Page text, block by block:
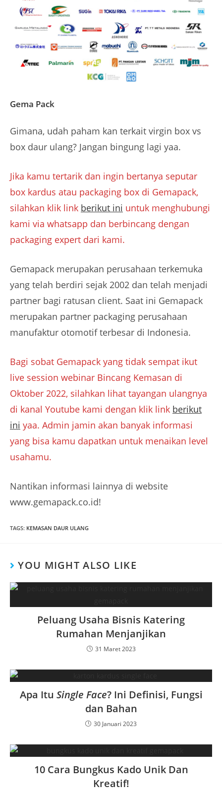
Gema Pack
Gimana, udah paham kan terkait virgin box vs
box daur ulang? Jangan bingung lagi yaa.
Jika kamu tertarik dan ingin bertanya seputar
box kardus atau packaging box di Gemapack,
silahkan klik link berikut ini untuk menghubungi
kami via whatsapp dan berbincang dengan
packaging expert dari kami.
Gemapack merupakan perusahaan terkemuka
yang telah berdiri sejak 2002 dan telah menjadi
partner bagi ratusan client. Saat ini Gemapack
merupakan partner packaging perusahaan
manufaktur otomotif terbesar di Indonesia.
Bagi sobat Gemapack yang tidak sempat ikut
live session webinar Bincang Kemasan di
Oktober 2022, silahkan lihat tayangan ulangnya
di kanal Youtube kami dengan klik link berikut
ini yaa. Admin jamin akan banyak informasi
yang bisa kamu dapatkan untuk menaikan level
usahamu.
Nantikan informasi lainnya di website
www.gemapack.co.id!
TAGS: KEMASAN DAUR ULANG
YOU MIGHT ALSO LIKE
Peluang Usaha Bisnis Katering
Rumahan Menjanjikan
31 Maret 2023
Apa Itu Single Face? Ini Definisi, Fungsi
dan Bahan
30 Januari 2023
10 Cara Bungkus Kado Unik Dan
Kreatif!